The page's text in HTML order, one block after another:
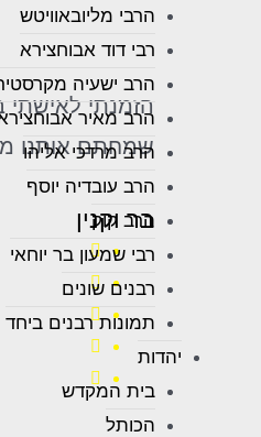
הרבי מליובאוויטש
רבי דוד אבוחצירא
הרב ישעיה
הרב מאיר
הרב מרדכי אליהו
הרב עובדיה יוסף
הרב קוק
רבי שמעון בר יוחאי
רבנים שונים
תמונות רבנים ביחד
יהדות
בית המקדש
הכותל
שמחתם אותנו
בר וקנין